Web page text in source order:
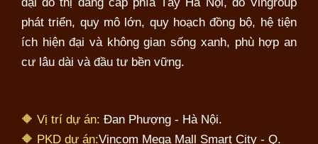
phát triển, quy mô lớn, quy hoạch đồng bộ, hệ tiện
ích hiện đại và không gian sống xanh, phù hợp an
cư lâu dài và đầu tư bền vững.
🔶 Vị trí dự án: Đan Phượng - Hà Nội.
🔶 PKD dự án:Vincom Mega Mall Smart City - Q.